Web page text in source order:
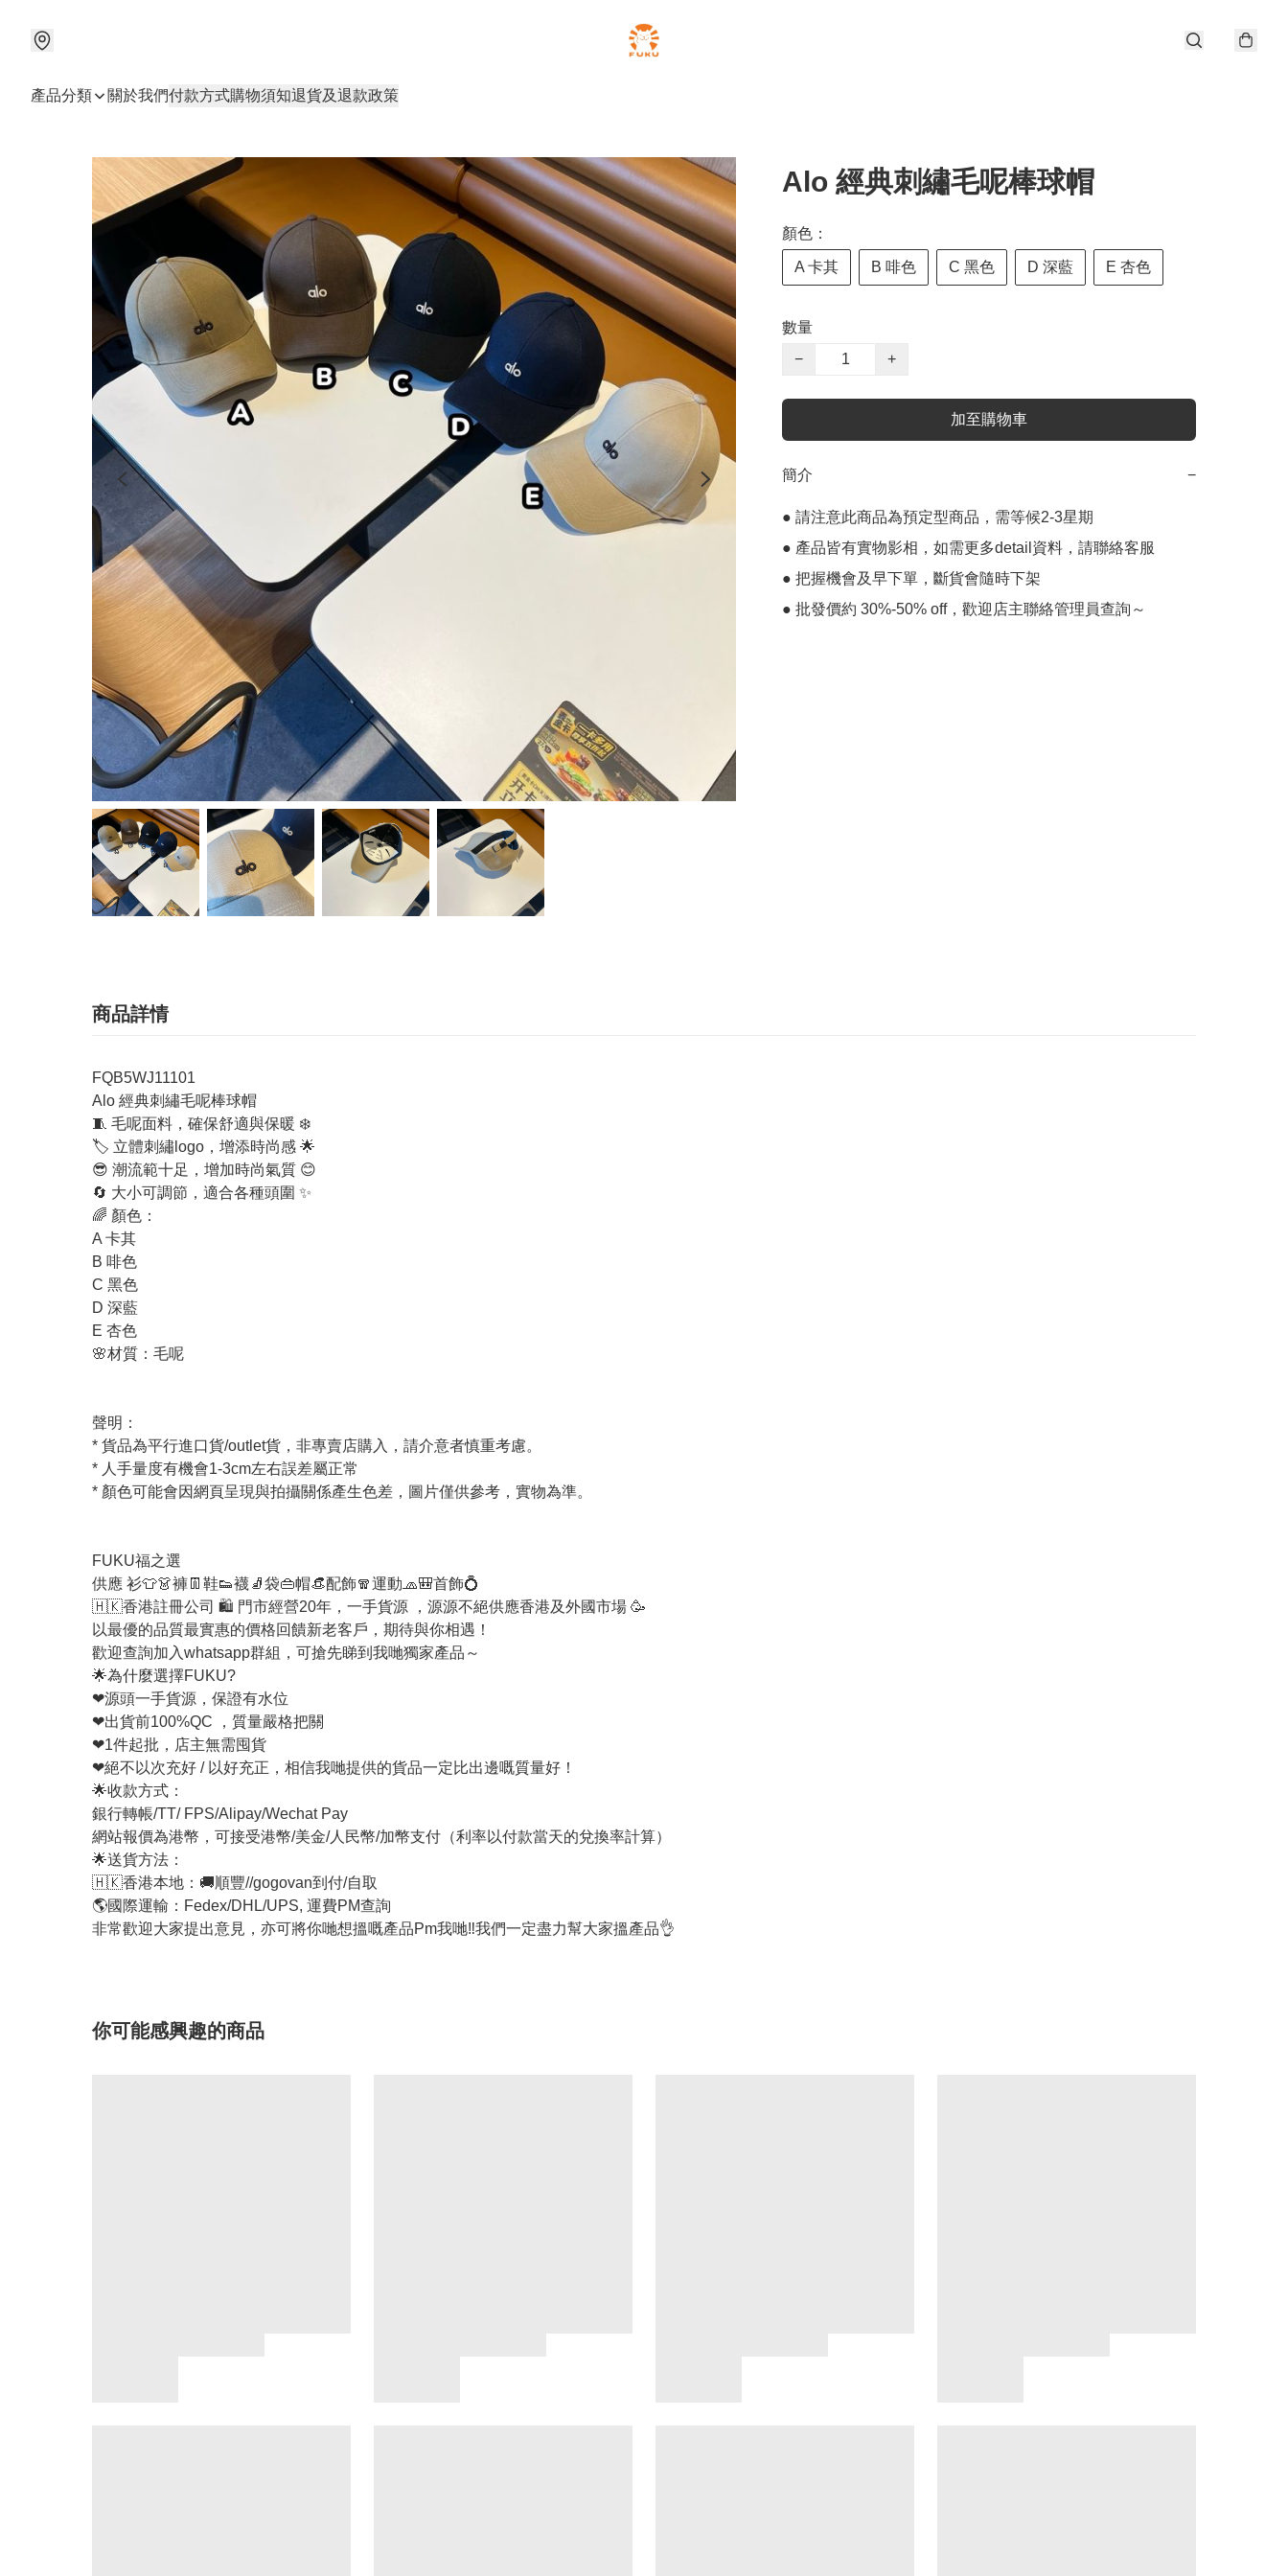
產品分類 關於我們付款方式購物須知退貨及退款政策
Alo 經典刺繡毛呢棒球帽
顏色：
A 卡其 B 啡色 C 黑色 D 深藍 E 杏色
數量
−
+
加至購物車
簡介 −
● 請注意此商品為預定型商品，需等候2-3星期
● 產品皆有實物影相，如需更多detail資料，請聯絡客服
● 把握機會及早下單，斷貨會隨時下架
● 批發價約 30%-50% off，歡迎店主聯絡管理員查詢～
商品詳情
FQB5WJ11101
Alo 經典刺繡毛呢棒球帽
🧵 毛呢面料，確保舒適與保暖 ❄️
🏷️ 立體刺繡logo，增添時尚感 🌟
😎 潮流範十足，增加時尚氣質 😊
🔄 大小可調節，適合各種頭圍 ✨
🌈 顏色：
A 卡其
B 啡色
C 黑色
D 深藍
E 杏色
🌸材質：毛呢
聲明：
* 貨品為平行進口貨/outlet貨，非專賣店購入，請介意者慎重考慮。
* 人手量度有機會1-3cm左右誤差屬正常
* 顏色可能會因網頁呈現與拍攝關係產生色差，圖片僅供參考，實物為準。
FUKU福之選
供應 衫👕👗褲👖鞋👟襪🧦袋👜帽👒配飾🧣運動🧢🎒首飾💍
🇭🇰香港註冊公司 🛍 門市經營20年，一手貨源 ，源源不絕供應香港及外國市場 🥳
以最優的品質最實惠的價格回饋新老客戶，期待與你相遇！
歡迎查詢加入whatsapp群組，可搶先睇到我哋獨家產品～
🌟為什麼選擇FUKU?
❤源頭一手貨源，保證有水位
❤出貨前100%QC ，質量嚴格把關
❤1件起批，店主無需囤貨
❤絕不以次充好 / 以好充正，相信我哋提供的貨品一定比出邊嘅質量好！
🌟收款方式：
銀行轉帳/TT/ FPS/Alipay/Wechat Pay
網站報價為港幣，可接受港幣/美金/人民幣/加幣支付（利率以付款當天的兌換率計算）
🌟送貨方法：
🇭🇰香港本地：🚚順豐//gogovan到付/自取
🌎國際運輸：Fedex/DHL/UPS, 運費PM查詢
非常歡迎大家提出意見，亦可將你哋想搵嘅產品Pm我哋‼我們一定盡力幫大家搵產品👌
你可能感興趣的商品